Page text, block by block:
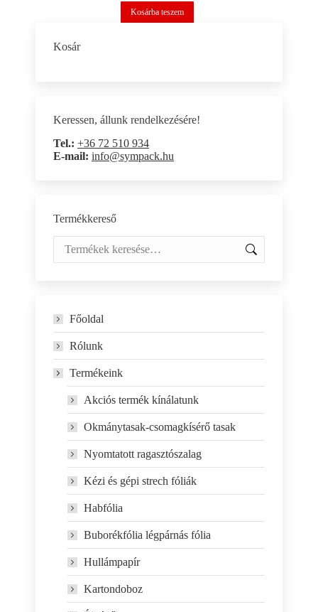
Kosárba teszem
Kosár
Keressen, állunk rendelkezésére!
Tel.: +36 72 510 934
E-mail: info@sympack.hu
Termékkereső
Főoldal
Rólunk
Termékeink
Akciós termék kínálatunk
Okmánytasak-csomagkísérő tasak
Nyomtatott ragasztószalag
Kézi és gépi strech fóliák
Habfólia
Buborékfólia légpárnás fólia
Hullámpapír
Kartondoboz